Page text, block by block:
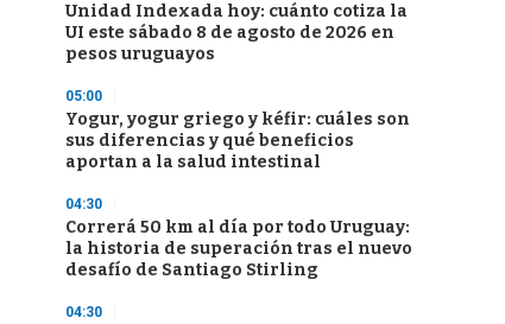
Unidad Indexada hoy: cuánto cotiza la
UI este sábado 8 de agosto de 2026 en
pesos uruguayos
05:00
Yogur, yogur griego y kéfir: cuáles son
sus diferencias y qué beneficios
aportan a la salud intestinal
04:30
Correrá 50 km al día por todo Uruguay:
la historia de superación tras el nuevo
desafío de Santiago Stirling
04:30